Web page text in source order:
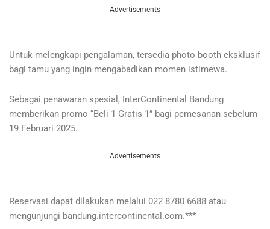
Advertisements
Untuk melengkapi pengalaman, tersedia photo booth eksklusif
bagi tamu yang ingin mengabadikan momen istimewa.
Sebagai penawaran spesial, InterContinental Bandung
memberikan promo “Beli 1 Gratis 1” bagi pemesanan sebelum
19 Februari 2025.
Advertisements
Reservasi dapat dilakukan melalui 022 8780 6688 atau
mengunjungi bandung.intercontinental.com.***